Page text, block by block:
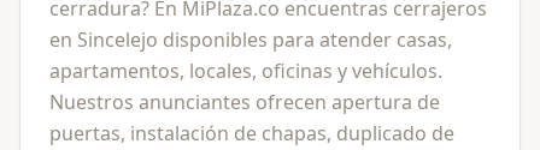
cerradura? En MiPlaza.co encuentras cerrajeros
en Sincelejo disponibles para atender casas,
apartamentos, locales, oficinas y vehículos.
Nuestros anunciantes ofrecen apertura de
puertas, instalación de chapas, duplicado de